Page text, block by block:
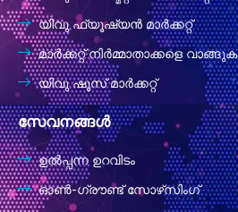
യിവു ഫ്യൂഷ്യൻ മാർക്കറ്റ്
മാർക്കറ്റ് നിർമ്മാതാക്കളെ വാങ്ങുക
യിവു ഷൂസ് മാർക്കറ്റ്
സേവനങ്ങൾ
ഉൽപ്പന്ന ഉറവിടം
ഓൺ-ഗ്രൗണ്ട് സോഴ്‌സിംഗ്